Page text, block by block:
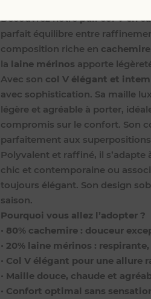
, pensé pour
Découvrez notrepull col V en
parfait équilibre entre
composition riche en cachemire
la laine mérinos apporte
Avec son col V élégant et
avec sophistication. Sa maille
légère et agréable à porter,
compromis sur le confort. Son
parfaitement aux
Polyvalent et raffiné, il
chic et contemporaine ou
toujours élégant. Son design
saison.
Pourquoi vous allez l’adopter ?
• 80% cachemire : douceur
• 20% laine mérinos :
• Col V élégant pour une allure
• Maille douce, chaude et
• Confort optimal sans